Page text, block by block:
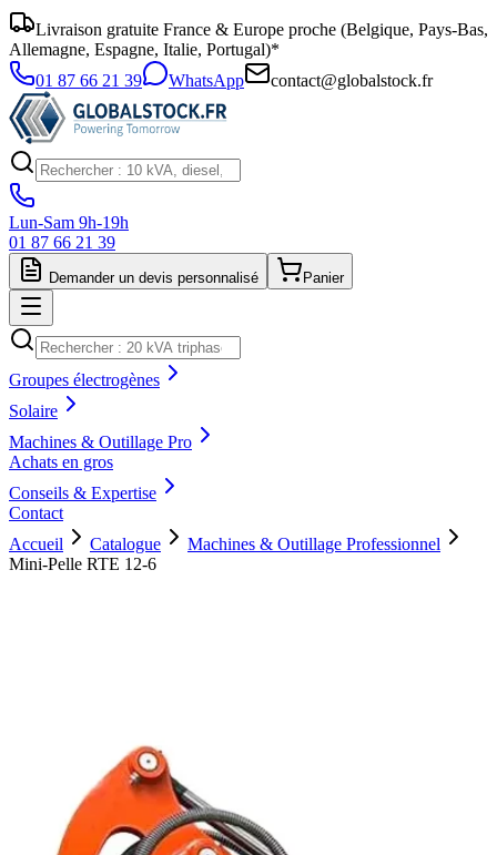
Livraison gratuite France & Europe proche (Belgique, Pays-Bas,
Allemagne, Espagne, Italie, Portugal)*
01 87 66 21 39
WhatsApp contact@globalstock.fr
Lun-Sam 9h-19h
01 87 66 21 39
Demander un devis personnalisé Panier
Groupes électrogènes
Solaire
Machines & Outillage Pro
Achats en gros
Conseils & Expertise
Contact
Accueil
Catalogue
Machines & Outillage Professionnel
Mini-Pelle RTE 12-6